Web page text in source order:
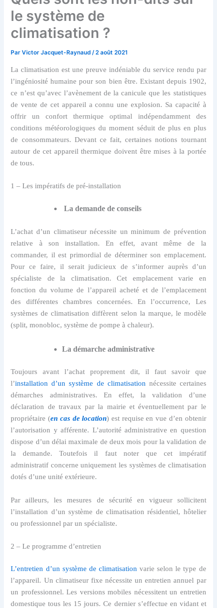
le système de
climatisation ?
ParVictor Jacquet-Raynaud /2 août 2021
La climatisation est une preuve indéniable du service rendu par
l’ingéniosité humaine pour son bien être. Existant depuis 1902,
ce n’est qu’avec l’avènement de la canicule que les statistiques
de vente de cet appareil a connu une explosion. Sa capacité à
offrir un confort thermique optimal indépendamment des
conditions météorologiques du moment séduit de plus en plus
de consommateurs. Devant ce fait, certaines notions tournant
autour de cet appareil thermique doivent être mises à la portée
de tous.
1 – Les impératifs de pré-installation
La demande de conseils
L’achat d’un climatiseur nécessite un minimum de prévention
relative à son installation. En effet, avant même de la
commander, il est primordial de déterminer son emplacement.
Pour ce faire, il serait judicieux de s’informer auprès d’un
spécialiste de la climatisation. Cet emplacement varie en
fonction du volume de l’appareil acheté et de l’emplacement
des différentes chambres concernées. En l’occurrence, Les
systèmes de climatisation diffèrent selon la marque, le modèle
(split, monobloc, système de pompe à chaleur).
La démarche administrative
Toujours avant l’achat proprement dit, il faut savoir que
l’installation d’un système de climatisationnécessite certaines
démarches administratives. En effet, la validation d’une
déclaration de travaux par la mairie et éventuellement par le
propriétaire (en cas de location) est requise en vue d’en obtenir
l’autorisation y afférente. L’autorité administrative en question
dispose d’un délai maximale de deux mois pour la validation de
la demande. Toutefois il faut noter que cet impératif
administratif concerne uniquement les systèmes de climatisation
dotés d’une unité extérieure.
Par ailleurs, les mesures de sécurité en vigueur sollicitent
l’installation d’un système de climatisation résidentiel, hôtelier
ou professionnel par un spécialiste.
2 – Le programme d’entretien
L’entretien d’un système de climatisation varie selon le type de
l’appareil. Un climatiseur fixe nécessite un entretien annuel par
un professionnel. Les versions mobiles nécessitent un entretien
domestique tous les 15 jours. Ce dernier s’effectue en vidant et